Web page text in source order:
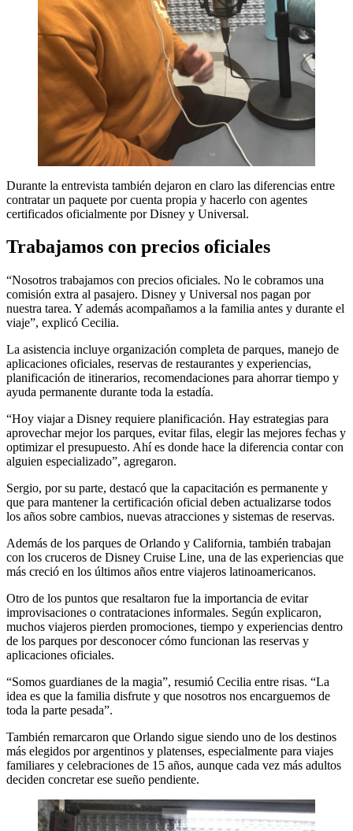
Durante la entrevista también dejaron en claro las diferencias entre
contratar un paquete por cuenta propia y hacerlo con agentes
certificados oficialmente por Disney y Universal.
Trabajamos con precios oficiales
“Nosotros trabajamos con precios oficiales. No le cobramos una
comisión extra al pasajero. Disney y Universal nos pagan por
nuestra tarea. Y además acompañamos a la familia antes y durante el
viaje”, explicó Cecilia.
La asistencia incluye organización completa de parques, manejo de
aplicaciones oficiales, reservas de restaurantes y experiencias,
planificación de itinerarios, recomendaciones para ahorrar tiempo y
ayuda permanente durante toda la estadía.
“Hoy viajar a Disney requiere planificación. Hay estrategias para
aprovechar mejor los parques, evitar filas, elegir las mejores fechas y
optimizar el presupuesto. Ahí es donde hace la diferencia contar con
alguien especializado”, agregaron.
Sergio, por su parte, destacó que la capacitación es permanente y
que para mantener la certificación oficial deben actualizarse todos
los años sobre cambios, nuevas atracciones y sistemas de reservas.
Además de los parques de Orlando y California, también trabajan
con los cruceros de Disney Cruise Line, una de las experiencias que
más creció en los últimos años entre viajeros latinoamericanos.
Otro de los puntos que resaltaron fue la importancia de evitar
improvisaciones o contrataciones informales. Según explicaron,
muchos viajeros pierden promociones, tiempo y experiencias dentro
de los parques por desconocer cómo funcionan las reservas y
aplicaciones oficiales.
“Somos guardianes de la magia”, resumió Cecilia entre risas. “La
idea es que la familia disfrute y que nosotros nos encarguemos de
toda la parte pesada”.
También remarcaron que Orlando sigue siendo uno de los destinos
más elegidos por argentinos y platenses, especialmente para viajes
familiares y celebraciones de 15 años, aunque cada vez más adultos
deciden concretar ese sueño pendiente.